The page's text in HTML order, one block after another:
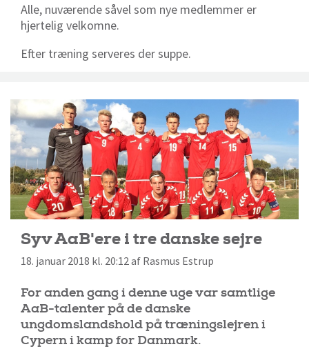
Alle, nuværende såvel som nye medlemmer er
hjertelig velkomne.
Efter træning serveres der suppe.
Syv AaB'ere i tre danske sejre
18. januar 2018 kl. 20:12 af Rasmus Estrup
For anden gang i denne uge var samtlige
AaB-talenter på de danske
ungdomslandshold på træningslejren i
Cypern i kamp for Danmark.